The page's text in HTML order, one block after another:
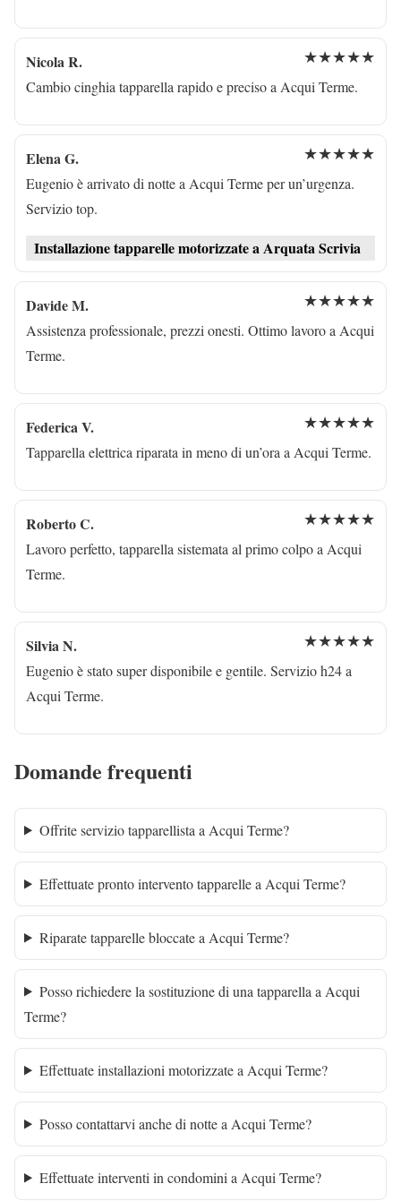
Nicola R. ★★★★★
Cambio cinghia tapparella rapido e preciso a Acqui Terme.
Elena G. ★★★★★
Eugenio è arrivato di notte a Acqui Terme per un’urgenza.
Servizio top.
Installazione tapparelle motorizzate a Arquata Scrivia
Davide M. ★★★★★
Assistenza professionale, prezzi onesti. Ottimo lavoro a Acqui
Terme.
Federica V. ★★★★★
Tapparella elettrica riparata in meno di un’ora a Acqui Terme.
Roberto C. ★★★★★
Lavoro perfetto, tapparella sistemata al primo colpo a Acqui
Terme.
Silvia N. ★★★★★
Eugenio è stato super disponibile e gentile. Servizio h24 a
Acqui Terme.
Domande frequenti
Offrite servizio tapparellista a Acqui Terme?
Effettuate pronto intervento tapparelle a Acqui Terme?
Riparate tapparelle bloccate a Acqui Terme?
Posso richiedere la sostituzione di una tapparella a Acqui
Terme?
Effettuate installazioni motorizzate a Acqui Terme?
Posso contattarvi anche di notte a Acqui Terme?
Effettuate interventi in condomini a Acqui Terme?